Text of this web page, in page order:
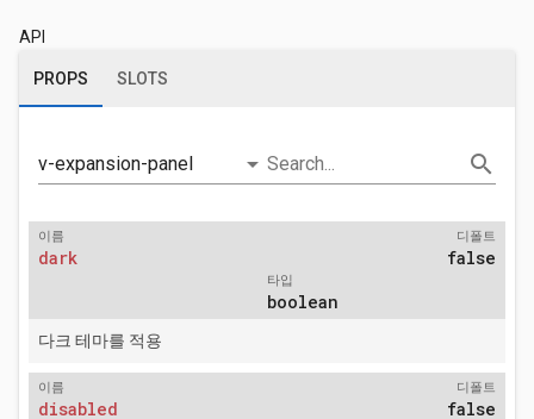
API
PROPS SLOTS
v-expansion-panel arrow_drop_down Search... search
이름
dark
디폴트
false
타입
boolean
다크 테마를 적용
이름
disabled
디폴트
false